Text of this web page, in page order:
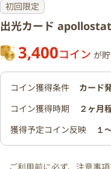
初回限定
出光カード
3,400コイン が
コイン獲得条件
カード
コイン獲得時期
２ヶ月
獲得予定コイン反映
１